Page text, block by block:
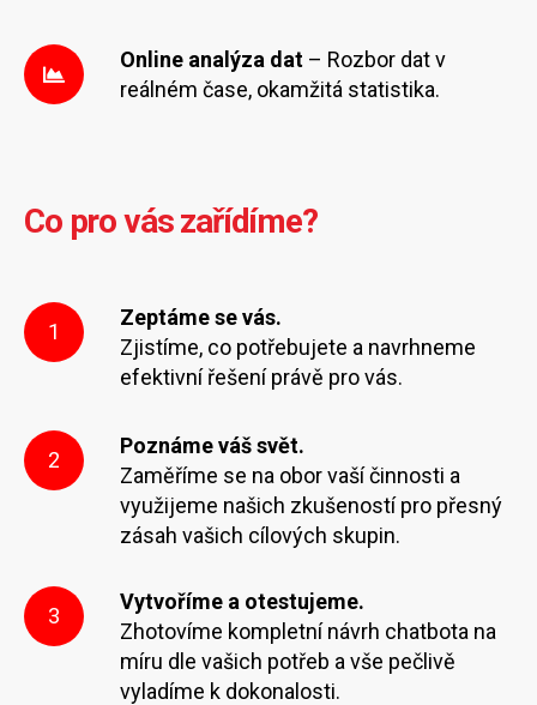
Online analýza dat – Rozbor dat v
reálném čase, okamžitá statistika.
Co pro vás zařídíme?
1
Zeptáme se vás.
Zjistíme, co potřebujete a navrhneme
efektivní řešení právě pro vás.
2
Poznáme váš svět.
Zaměříme se na obor vaší činnosti a
využijeme našich zkušeností pro přesný
zásah vašich cílových skupin.
3
Vytvoříme a otestujeme.
Zhotovíme kompletní návrh chatbota na
míru dle vašich potřeb a vše pečlivě
vyladíme k dokonalosti.